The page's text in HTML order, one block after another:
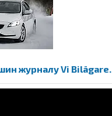
журналу Vi Bilägare.